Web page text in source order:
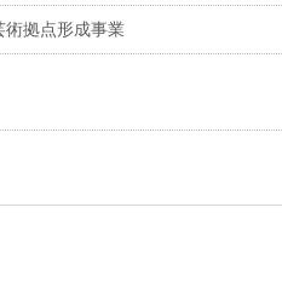
拠点形成事業